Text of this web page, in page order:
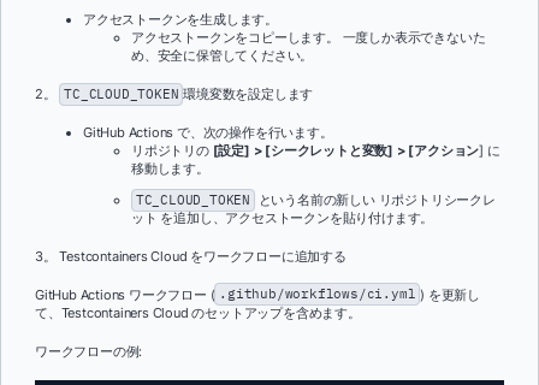
アクセストークンを生成します。
アクセストークンをコピーします。 一度しか表示できないた
め、安全に保管してください。
2。 TC_CLOUD_TOKEN 環境変数を設定します
GitHub Actions で、次の操作を行います。
リポジトリの [設定] > [シークレットと変数] > [アクション] に
移動します。
TC_CLOUD_TOKEN
という名前の新しい リポジトリシークレ
ット を追加し、アクセストークンを貼り付けます。
3。 Testcontainers Cloud をワークフローに追加する
GitHub Actions ワークフロー ( .github/workflows/ci.yml ) を更新し
て、Testcontainers Cloud のセットアップを含めます。
ワークフローの例: